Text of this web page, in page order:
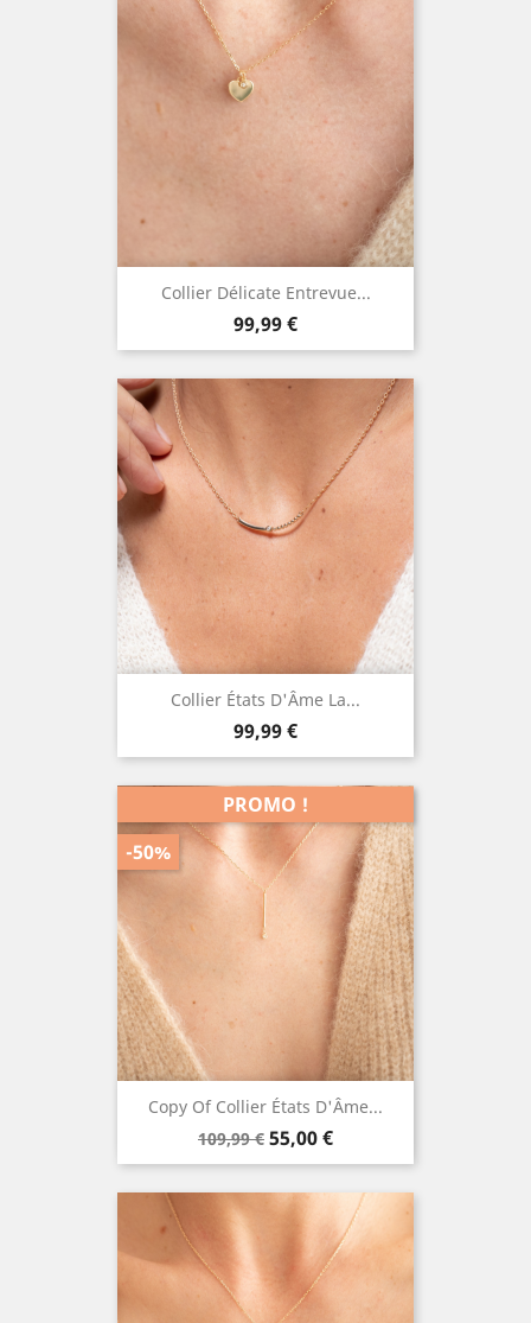
Collier Délicate Entrevue...
Prix
99,99 €
Collier États D'Âme La...
Prix
99,99 €
Copy Of Collier États D'Âme...
Prix
de
109,99 € Prix
55,00 €
PROMO !
-50%